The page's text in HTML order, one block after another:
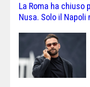
La Roma ha chiuso
Nusa. Solo il